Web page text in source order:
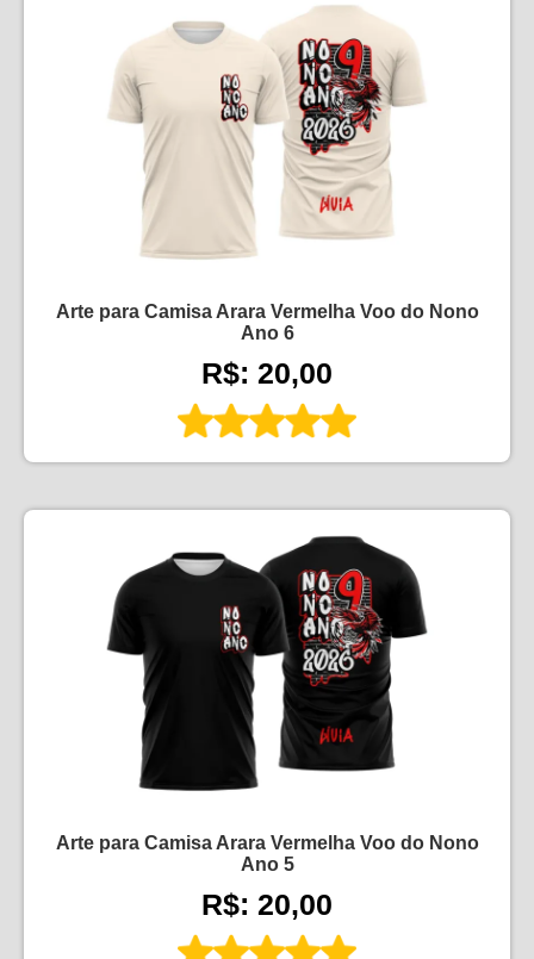
Arte para Camisa Arara Vermelha Voo do Nono
Ano 6
R$: 20,00
Arte para Camisa Arara Vermelha Voo do Nono
Ano 5
R$: 20,00